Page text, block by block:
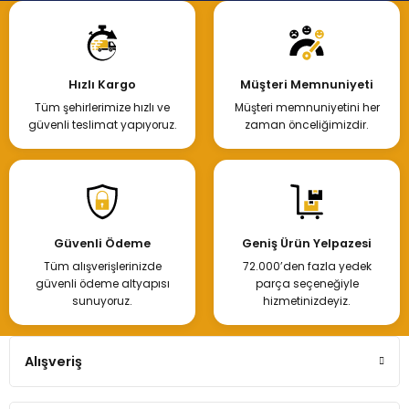
Hızlı Kargo
Tüm şehirlerimize hızlı ve
güvenli teslimat yapıyoruz.
Müşteri Memnuniyeti
Müşteri memnuniyetini her
zaman önceliğimizdir.
Güvenli Ödeme
Tüm alışverişlerinizde
güvenli ödeme altyapısı
sunuyoruz.
Geniş Ürün Yelpazesi
72.000’den fazla yedek
parça seçeneğiyle
hizmetinizdeyiz.
Alışveriş